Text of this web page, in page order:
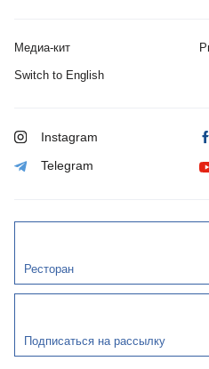
Медиа-кит
Switch to English
Instagram
Telegram
Ресторан
Подписаться на рассылку